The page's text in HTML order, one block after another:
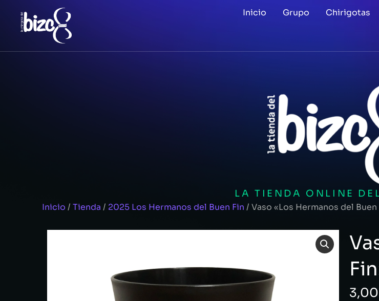
Inicio Grupo Chirigotas
LA TIENDA ONLINE
Inicio / Tienda / 2025 Los Hermanos del Buen Fin / Vaso «Los Hermanos del Buen
3,00